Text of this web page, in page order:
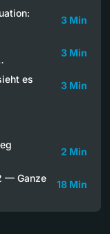
3 Min
3 Min
es
3 Min
2 Min
— Ganze
18 Min